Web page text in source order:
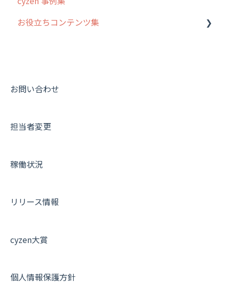
写真管理・高画質化
その他オプション
契約・その他
ルート自動記録 について
報告書について
メンバー画面について
その他よくある質問
お役立ちコンテンツ集
動画集：共通
お問い合わせ
担当者変更
稼働状況
リリース情報
cyzen大賞
個人情報保護方針